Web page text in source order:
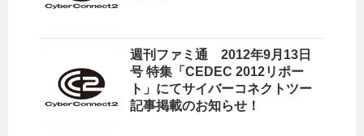
週刊ファミ通 2012年9月13日
号 特集「CEDEC 2012リポー
ト」にてサイバーコネクトツー
記事掲載のお知らせ！